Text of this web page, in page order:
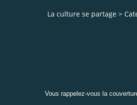
La culture se partage >
Vous rappelez-vous la